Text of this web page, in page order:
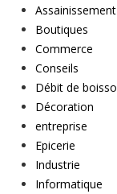
Assainissement
Boutiques
Commerce
Conseils
Débit de
Décoration
entreprise
Epicerie
Industrie
Informatique